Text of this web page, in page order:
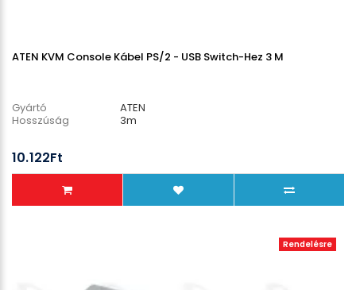
ATEN KVM Console Kábel PS/2 - USB Switch-Hez 3 M
Gyártó
ATEN
Hosszúság
3m
10.122Ft
Rendelésre